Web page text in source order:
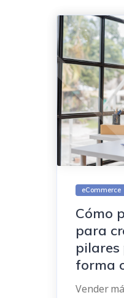
eCommerce
Cómo
para
pilares
forma
Vender